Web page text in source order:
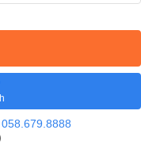
058.679.8888